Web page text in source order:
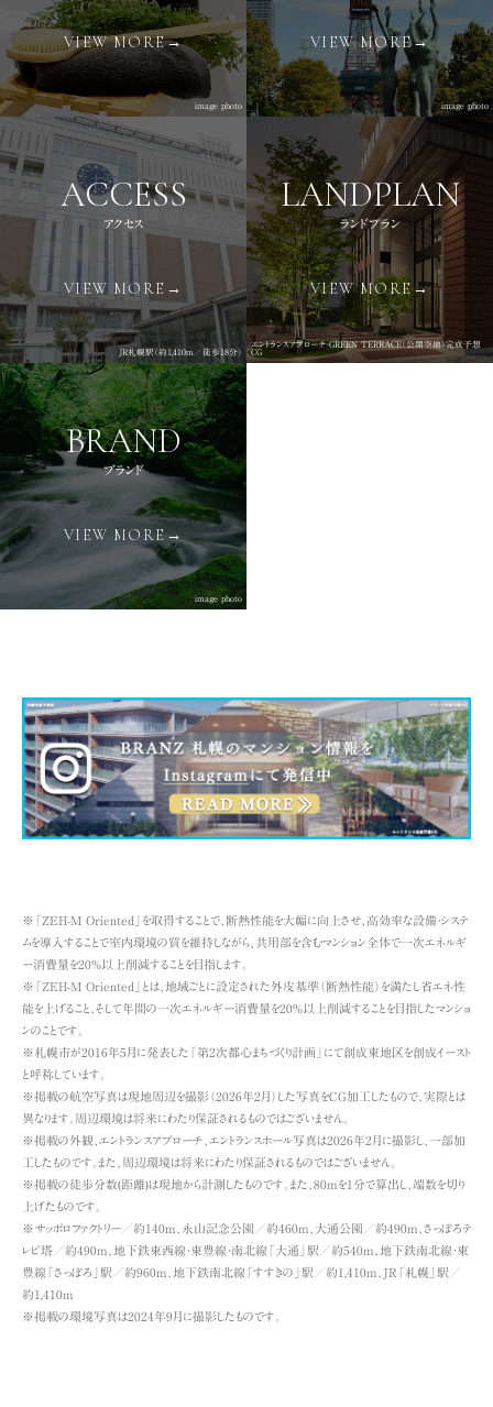
VIEW MORE→
image photo
VIEW MORE→
image photo
ACCESS
アクセス
VIEW MORE→
JR札幌駅（約1,410m／徒歩18分）
LANDPLAN
ランドプラン
VIEW MORE→
エントランスアプローチ・GREEN TERRACE（公開空地）完成予想
CG
BRAND
ブランド
VIEW MORE→
image photo
※「ZEH-M Oriented」を取得することで、断熱性能を大幅に向上させ、高効率な設備・システ
ムを導入することで室内環境の質を維持しながら、共用部を含むマンション全体で一次エネルギ
ー消費量を20%以上削減することを目指します。
※「ZEH-M Oriented」とは、地域ごとに設定された外皮基準（断熱性能）を満たし省エネ性
能を上げること、そして年間の一次エネルギー消費量を20%以上削減することを目指したマンショ
ンのことです。
※札幌市が2016年5月に発表した「第2次都心まちづくり計画」にて創成東地区を創成イースト
と呼称しています。
※掲載の航空写真は現地周辺を撮影（2026年2月）した写真をCG加工したもので、実際とは
異なります。周辺環境は将来にわたり保証されるものではございません。
※掲載の外観、エントランスアプローチ、エントランスホール写真は2026年2月に撮影し、一部加
工したものです。また、周辺環境は将来にわたり保証されるものではございません。
※掲載の徒歩分数(距離)は現地から計測したものです。また、80mを1分で算出し、端数を切り
上げたものです。
※サッポロファクトリー／約140m、永山記念公園／約460m、大通公園／約490m、さっぽろテ
レビ塔／約490m、地下鉄東西線・東豊線・南北線「大通」駅／約540m、地下鉄南北線・東
豊線「さっぽろ」駅／約960m、地下鉄南北線「すすきの」駅／約1,410m、JR「札幌」駅／
約1,410m
※掲載の環境写真は2024年9月に撮影したものです。